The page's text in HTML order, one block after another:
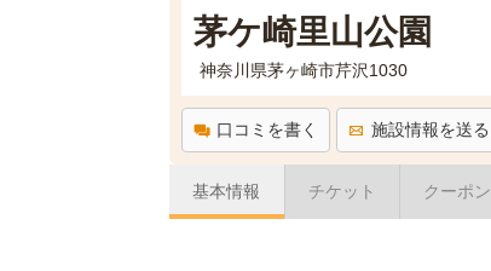
茅ケ崎里山公園
神奈川県茅ヶ崎市芹沢1030
口コミを書く 施設情報を送る
基本情報 チケット クーポン